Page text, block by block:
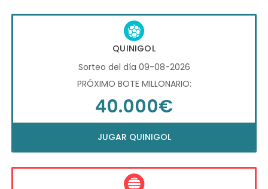
QUINIGOL
Sorteo del día 09-08-2026
PRÓXIMO BOTE MILLONARIO:
40.000€
JUGAR QUINIGOL